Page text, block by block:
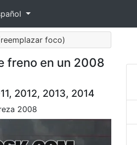
foco)
freno en un 2008
2012, 2013, 2014
2008